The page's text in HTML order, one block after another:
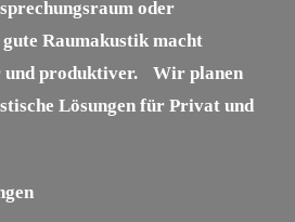
PROJEKTLEITUNG
oder
Raumakustik macht
und produktiver. Wir planen
Lösungen für Privat und